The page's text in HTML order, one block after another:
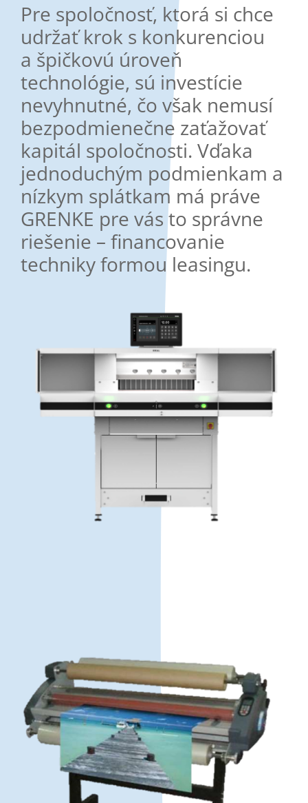
Pre spoločnosť, ktorá si chce
udržať krok s konkurenciou
a špičkovú úroveň
technológie, sú investície
nevyhnutné, čo však nemusí
bezpodmienečne zaťažovať
kapitál spoločnosti. Vďaka
jednoduchým podmienkam a
nízkym splátkam má práve
GRENKE pre vás to správne
riešenie – financovanie
techniky formou leasingu.